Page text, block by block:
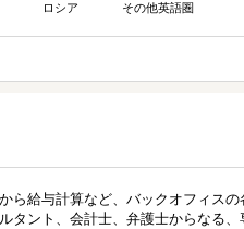
ロシア その他英語圏
ら給与計算など、バックオフィス
タント、会計士、弁護士からなる